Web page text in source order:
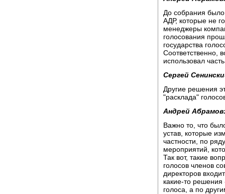
До собрания
АДР, которые не
менеджеры
голосования
государства
Соответственно,
использовал
Сергей
Другие решения
"расклада"
Андрей
Важно то, что
устав, которые
частности, по
мероприятий,
Так вот, такие
голосов членов
директоров
какие-то
голоса, а по